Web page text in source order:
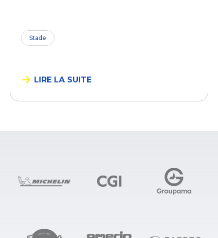
Stade
LIRE LA SUITE